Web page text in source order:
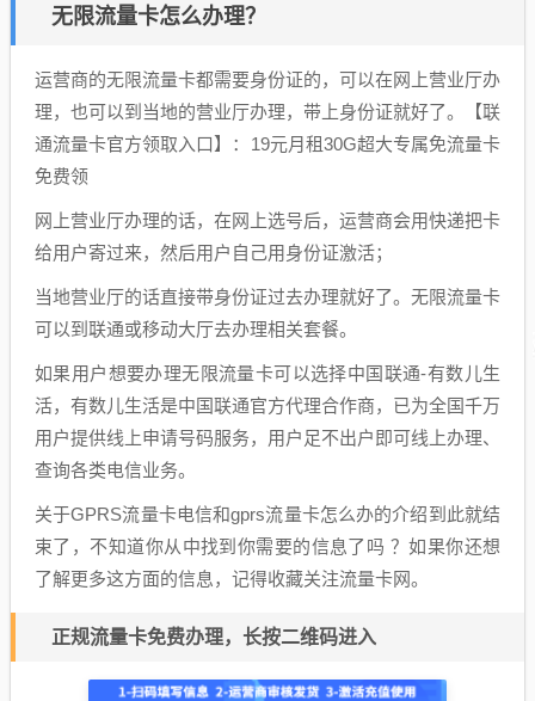
无限流量卡怎么办理？
运营商的无限流量卡都需要身份证的，可以在网上营业厅办
理，也可以到当地的营业厅办理，带上身份证就好了。【联
通流量卡官方领取入口】：19元月租30G超大专属免流量卡
免费领
网上营业厅办理的话，在网上选号后，运营商会用快递把卡
给用户寄过来，然后用户自己用身份证激活；
当地营业厅的话直接带身份证过去办理就好了。无限流量卡
可以到联通或移动大厅去办理相关套餐。
如果用户想要办理无限流量卡可以选择中国联通-有数儿生
活，有数儿生活是中国联通官方代理合作商，已为全国千万
用户提供线上申请号码服务，用户足不出户即可线上办理、
查询各类电信业务。
关于GPRS流量卡电信和gprs流量卡怎么办的介绍到此就结
束了，不知道你从中找到你需要的信息了吗 ？如果你还想
了解更多这方面的信息，记得收藏关注流量卡网。
正规流量卡免费办理，长按二维码进入